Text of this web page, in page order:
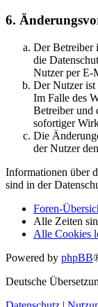
6.
Der Betreiber
die
Nutzer per E-
Der Nutzer ist
Im Falle des
Betreiber und
sofortiger
Die
der Nutzer
Informationen über
sind in der
Foren-
Alle Zeiten
Alle Cookies
Powered by phpBB
Deutsche